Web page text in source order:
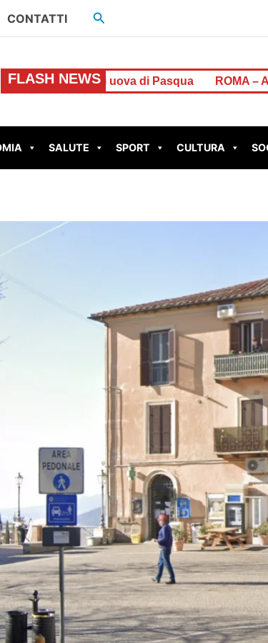
CONTATTI Cerca
FLASH NEWS
di Pasqua ROMA – Aggredisce l’ex
SALUTE SPORT CULTURA